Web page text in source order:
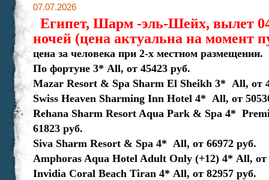
07.07.2026
Египет, Шарм -эль-Шейх, вылет
ночей (цена актуальна на момент
цена за человека при 2-х местном размещении.
По фортуне 3* Аll, от 45423 руб.
Mazar Resort & Spa Sharm El Sheikh 3* Аll, от
Swiss Heaven Sharming Inn Hotel 4* Аll, от
Rehana Sharm Resort Aqua Park & Spa 4*
61823 руб.
Siva Sharm Resort & Spa 4* Аll, от 66972 руб.
Amphoras Aqua Hotel Adult Only (+12) 4* Аll, от
Invidia Coral Beach Tiran 4* Аll, от 82957 руб.